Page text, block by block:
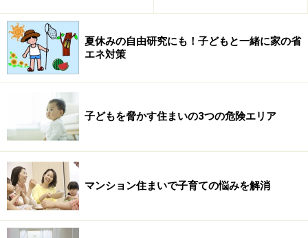
夏休みの自由研究にも！子どもと一緒に家の省
エネ対策
子どもを脅かす住まいの3つの危険エリア
マンション住まいで子育ての悩みを解消